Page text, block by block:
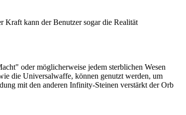
kann der Benutzer sogar die Realität
oder möglicherweise jedem sterblichen Wesen
die Universalwaffe, können genutzt werden, um
mit den anderen Infinity-Steinen verstärkt der Orb